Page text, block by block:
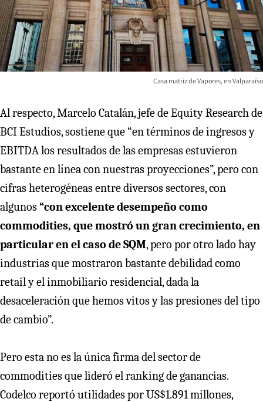
Casa matriz de Vapores, en Valparaíso
Al respecto, Marcelo Catalán, jefe de Equity Research de
BCI Estudios, sostiene que “en términos de ingresos y
EBITDA los resultados de las empresas estuvieron
bastante en línea con nuestras proyecciones”, pero con
cifras heterogéneas entre diversos sectores, con
algunos“con excelente desempeño como
commodities, que mostró un gran crecimiento, en
particular en el caso de SQM, pero por otro lado hay
industrias que mostraron bastante debilidad como
retail y el inmobiliario residencial, dada la
desaceleración que hemos vitos y las presiones del tipo
de cambio”.
Pero esta no es la única firma del sector de
commodities que lideró el ranking de ganancias.
Codelco reportó utilidades por US$1.891 millones,